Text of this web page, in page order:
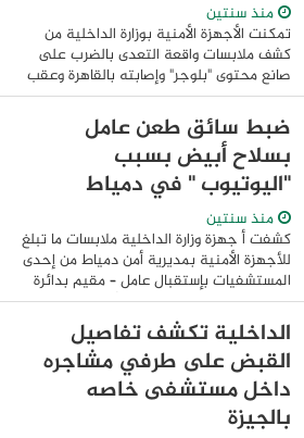
منذ سنتين
تمكنت الأجهزة الأمنية بوزارة الداخلية من
كشف ملابسات واقعة التعدى بالضرب على
صانع محتوى "بلوجر" وإصابته بالقاهرة وعقب
تقنين الإجراءات تم ضبط مرتكبا الواقعة
وتولت النيابة التحقيق تبلغ لقسم ...
ضبط سائق طعن عامل
بسلاح أبيض بسبب
"اليوتيوب " في دمياط
منذ سنتين
كشفت أ جهزة وزارة الداخلية ملابسات ما تبلغ
للأجهزة الأمنية بمديرية أمن دمياط من إحدى
المستشفيات بإستقبال عامل – مقيم بدائرة
قسم شرطة ثان المحلة "مصاباً بجروح
متفرقة" إثر التعدى عليه من قبل آخر ...
الداخلية تكشف تفاصيل
القبض على طرفي مشاجره
داخل مستشفى خاصه
بالجيزة